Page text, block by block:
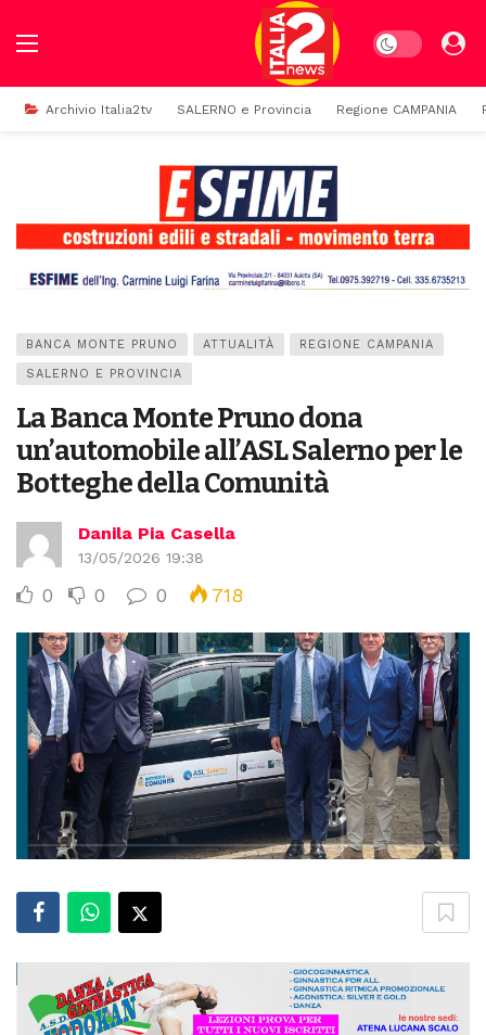
Dark mode
Archivio Italia2tv SALERNO e Provincia Regione CAMPANIA
BANCA MONTE PRUNO ATTUALITÀ REGIONE CAMPANIA
SALERNO E PROVINCIA
La Banca Monte Pruno dona
un’automobile all’ASL Salerno per le
Botteghe della Comunità
Danila Pia Casella
13/05/2026 19:38
0 0 0 718